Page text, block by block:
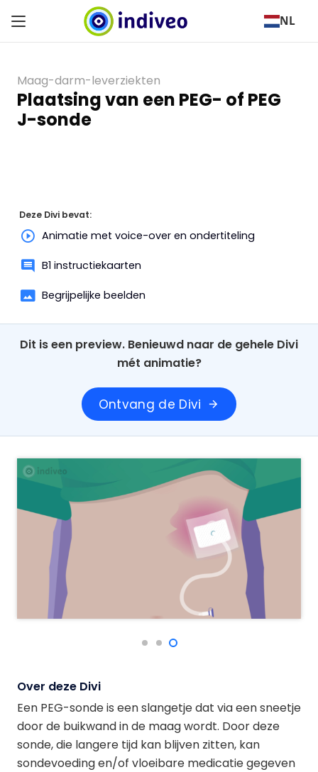
NL
Maag-darm-leverziekten
Plaatsing van een PEG- of PEG
J-sonde
Deze Divi bevat:
Animatie met voice-over en ondertiteling
B1 instructiekaarten
Begrijpelijke beelden
Dit is een preview. Benieuwd naar de gehele Divi
mét animatie?
Ontvang de Divi arrow_forward
Over deze Divi
Een PEG-sonde is een slangetje dat via een sneetje
door de buikwand in de maag wordt. Door deze
sonde, die langere tijd kan blijven zitten, kan
sondevoeding en/of vloeibare medicatie gegeven